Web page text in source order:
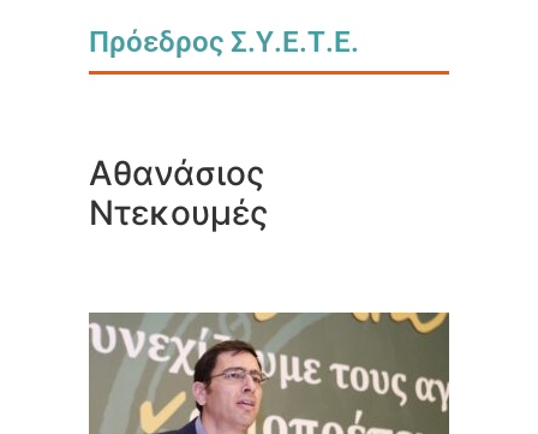
Πρόεδρος Σ.Υ.Ε.Τ.Ε.
Αθανάσιος
Ντεκουμές